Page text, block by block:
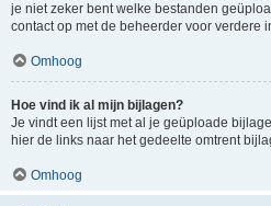
je niet zeker bent welke bestanden
contact op met de beheerder voor verdere
Omhoog
Hoe vind ik al mijn bijlagen?
Je vindt een lijst met al je geüploade
hier de links naar het gedeelte omtrent
Omhoog